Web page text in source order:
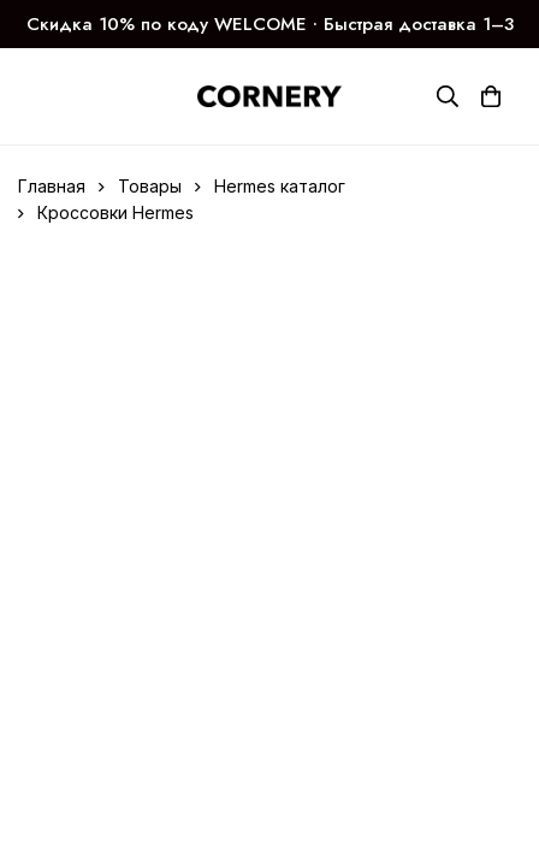
Скидка 10% по коду WELCOME ∙ Быстрая доставка 1–3
дня
Главная Товары
Hermes каталог
Кроссовки Hermes